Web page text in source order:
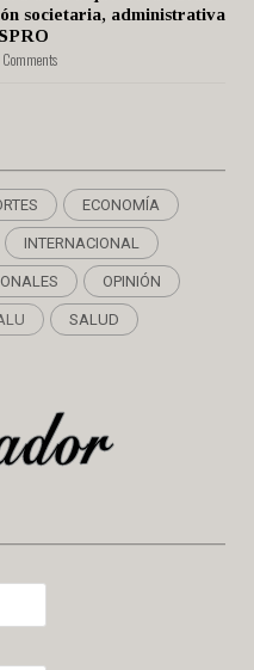
societaria, administrativa
ECONOMÍA
INTERNACIONAL
OPINIÓN
SALUD